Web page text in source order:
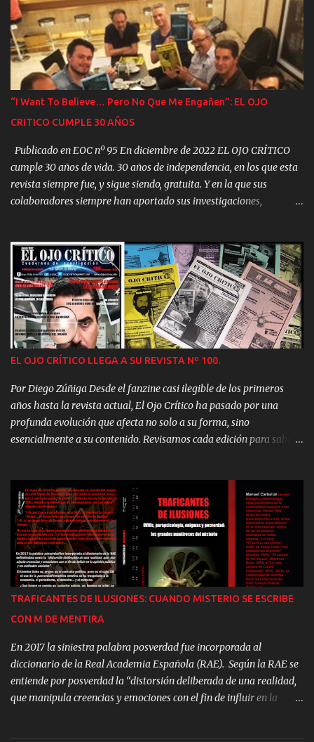
caso, porque lo considero fundamental para comprender lo que ha
ocurrido. Y de esos mismos pacientes, seguidores y “discípulos”,
rendidos a los pies del Maestro, del “Mesías de Campanillas”,
escuché una y otra vez los mismos argumentos: “Andrés no cobra
nada por sus operaciones, tú le das la voluntad”. Esto es cierto, sin
embargo, si Andrés convence a una persona de grandes recursos
económicos de que le ha curado un cáncer ¿cuánto dinero vale ese
servicio?. Si bien la media de las donaciones podía oscilar en torno
a las 5.000 pts en los cas...
“I Want To Believe… Pero No Que Me Engañen”: EL OJO
CRITICO CUMPLE 30 AÑOS
Publicado en EOC nº 95 En diciembre de 2022 EL OJO CRÍTICO
cumple 30 años de vida. 30 años de independencia, en los que esta
revista siempre fue, y sigue siendo, gratuita. Y en la que sus
colaboradores siempre han aportado sus investigaciones,
Fábrega, D. Pastor Petit, J.J. Montejo, Dr. Antonio Piñero, Dr.
Francisco Rubia, Javier Sierra, Beatriz Erlanz, Débora Goldstern,
David Cuevas, Dr. Fernando Rueda, J.J. Sánchez-Oro, Chris Aubeck,
Lourdes Gómez, Vicente Juan Ballester Olmos, Carlos Fernández,
Miguel Pedrero, V. Pérez Baeza, Clara Tahoces, Andréas Faber-
Kaiser, Jesús Ortega, Scott Corrales, Diego Zúñiga, Yvan Figueiras,
M. Ángel Ruiz, Yvan Figuiras, Cristian Puig, Victor Martínez,
largo etcétera. A todos ellos gracias, por haber hecho posible con
su generosidad, que EOC se haya con...
EL OJO CRÍTICO LLEGA A SU REVISTA Nº 100.
Por Diego Zúñiga Desde el fanzine casi ilegible de los primeros
años hasta la revista actual, El Ojo Crítico ha pasado por una
profunda evolución que afecta no solo a su forma, sino
esencialmente a su contenido. Revisamos cada edición para saber
número 100, que tuvo lugar en marzo de 2026 en Madrid con
invitados de toda España y alguno incluso del otro lado del charco,
fue una muestra de esa heterogeneidad que se reúne bajo el
paraguas de este fanzine que comenzó como una iniciativa casi
unipersonal y que hoy cuenta con un gigantesco elenco de firmas
estables. En 1995 Carballal y el grupo que colaboraba con EOC
intentaron sacar un número mensual. No lo lograron, pero
trabajo era demasiado y El Ojo Crítico ya estaba creciendo mucho
como para hacer viable una salida cada 30 días. Los artículos
rápidamen...
TRAFICANTES DE ILUSIONES: CUANDO MISTERIO SE ESCRIBE
CON M DE MENTIRA
En 2017 la siniestra palabra posverdad fue incorporada al
diccionario de la Real Academia Española (RAE). Según la RAE se
entiende por posverdad la “distorsión deliberada de una realidad,
que manipula creencias y emociones con el fin de influir en la